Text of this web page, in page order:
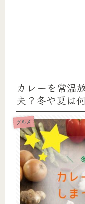
カレーを常温
夫？冬や夏は
グルメ